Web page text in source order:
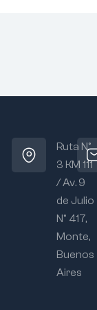
Ruta N°
3 KM 111
/ Av. 9
de Julio
N° 417,
Monte,
Buenos
Aires